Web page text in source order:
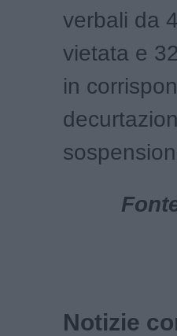
verbali da
vietata e
in
Notizie